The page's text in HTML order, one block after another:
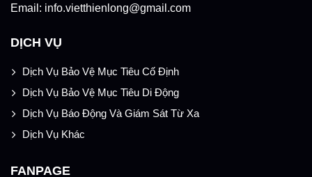
Email: info.vietthienlong@gmail.com
DỊCH VỤ
Dịch Vụ Bảo Vệ Mục Tiêu Cố Định
Dịch Vụ Bảo Vệ Mục Tiêu Di Động
Dịch Vụ Báo Động Và Giám Sát Từ Xa
Dịch Vụ Khác
FANPAGE